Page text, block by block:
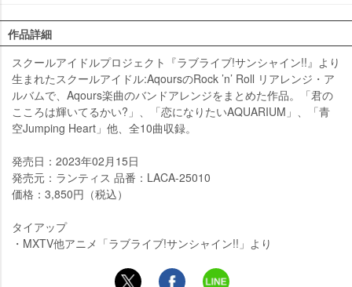
作品詳細
スクールアイドルプロジェクト『ラブライブ!サンシャイン!!』より
生まれたスクールアイドル:AqoursのRock ’n’ Roll リアレンジ・ア
ルバムで、Aqours楽曲のバンドアレンジをまとめた作品。「君の
こころは輝いてるかい?」、「恋になりたいAQUARIUM」、「青
空Jumping Heart」他、全10曲収録。
発売日：2023年02月15日
発売元：ランティス 品番：LACA-25010
価格：3,850円（税込）
タイアップ
・MXTV他アニメ「ラブライブ!サンシャイン!!」より